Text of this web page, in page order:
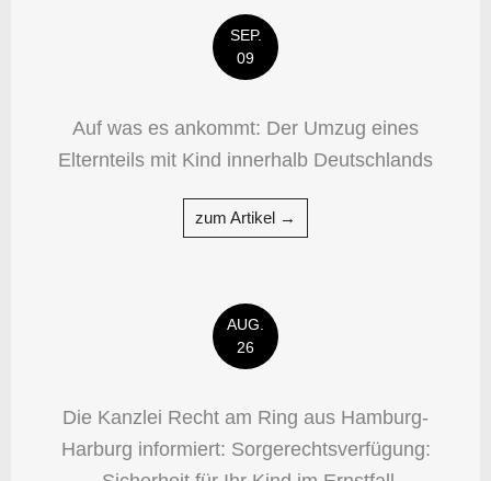
SEP.
09
Auf was es ankommt: Der Umzug eines
Elternteils mit Kind innerhalb Deutschlands
zum Artikel →
AUG.
26
Die Kanzlei Recht am Ring aus Hamburg-
Harburg informiert: Sorgerechtsverfügung: